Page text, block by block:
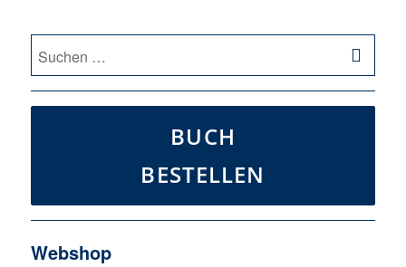
Suche
nach:
BUCH
BESTELLEN
Webshop